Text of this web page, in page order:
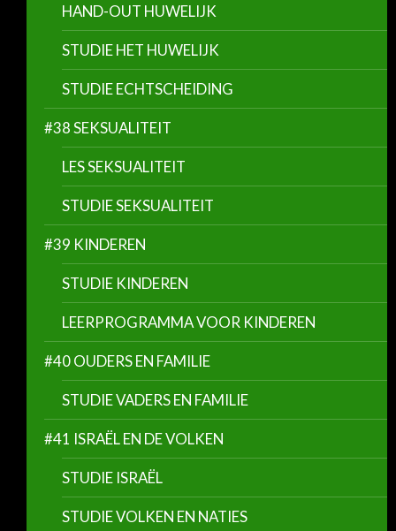
HAND-OUT HUWELIJK
STUDIE HET HUWELIJK
STUDIE ECHTSCHEIDING
#38 SEKSUALITEIT
LES SEKSUALITEIT
STUDIE SEKSUALITEIT
#39 KINDEREN
STUDIE KINDEREN
LEERPROGRAMMA VOOR KINDEREN
#40 OUDERS EN FAMILIE
STUDIE VADERS EN FAMILIE
#41 ISRAËL EN DE VOLKEN
STUDIE ISRAËL
STUDIE VOLKEN EN NATIES